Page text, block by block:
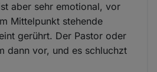
aber sehr emotional, vor
Mittelpunkt stehende
gerührt. Der Pastor oder
dann vor, und es schluchzt